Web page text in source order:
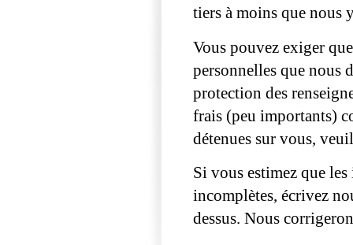
tiers à moins que nous
Vous pouvez exiger
personnelles que nous
protection des
frais (peu importants)
détenues sur vous,
Si vous estimez que
incomplètes, écrivez
dessus. Nous